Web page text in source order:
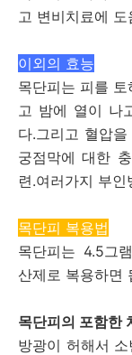
고 변비치료에
이외의 효능
목단피는 피를
고 밤에 열이 나
다.그리고 혈압
궁점막에 대한
련.여러가지 부
목단피 복용법
목단피는 4.5그
산제로 복용하면
목단피의 포함한
방광이 허해서